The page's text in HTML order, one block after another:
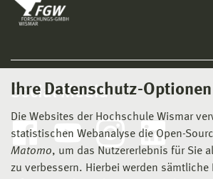
Ihre Datenschutz-Optionen
Die Websites der Hochschule Wismar
statistischen Webanalyse die Open-
Matomo, um das Nutzererlebnis für Sie
zu verbessern. Hierbei werden sämtliche
Social Media